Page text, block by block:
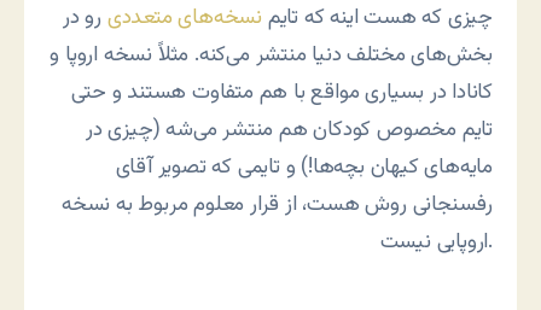
چیزی که هست اینه که تایم نسخه‌های متعددی رو در
بخش‌های مختلف دنیا منتشر می‌کنه. مثلاً نسخه اروپا و
کانادا در بسیاری مواقع با هم متفاوت هستند و حتی
تایم مخصوص کودکان هم منتشر می‌شه (چیزی در
مایه‌های کیهان بچه‌ها!) و تایمی که تصویر آقای
رفسنجانی روش هست، از قرار معلوم مربوط به نسخه
اروپایی نیست.